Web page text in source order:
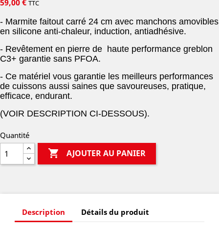
59,00 € TTC
- Marmite faitout carré 24 cm avec manchons amovibles
en silicone anti-chaleur, induction, antiadhésive.
- Revêtement en pierre de haute performance greblon
C3+ garantie sans PFOA.
- Ce matériel vous garantie les meilleurs performances
de cuissons aussi saines que savoureuses, pratique,
efficace, endurant.
(VOIR DESCRIPTION CI-DESSOUS).
Quantité
 AJOUTER AU PANIER
Description Détails du produit